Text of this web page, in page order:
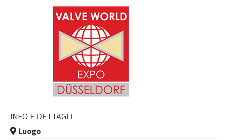
INFO E DETTAGLI
Luogo